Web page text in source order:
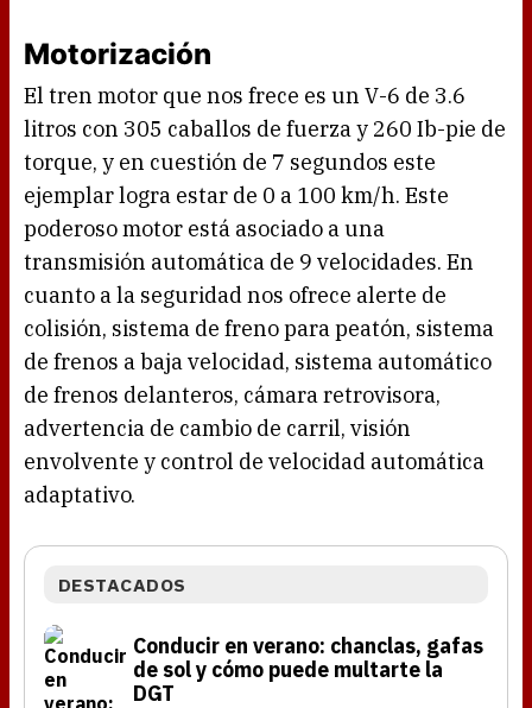
Motorización
El tren motor que nos frece es un V-6 de 3.6
litros con 305 caballos de fuerza y 260 Ib-pie de
torque, y en cuestión de 7 segundos este
ejemplar logra estar de 0 a 100 km/h. Este
poderoso motor está asociado a una
transmisión automática de 9 velocidades. En
cuanto a la seguridad nos ofrece alerte de
colisión, sistema de freno para peatón, sistema
de frenos a baja velocidad, sistema automático
de frenos delanteros, cámara retrovisora,
advertencia de cambio de carril, visión
envolvente y control de velocidad automática
adaptativo.
DESTACADOS
Conducir en verano: chanclas, gafas
de sol y cómo puede multarte la
DGT